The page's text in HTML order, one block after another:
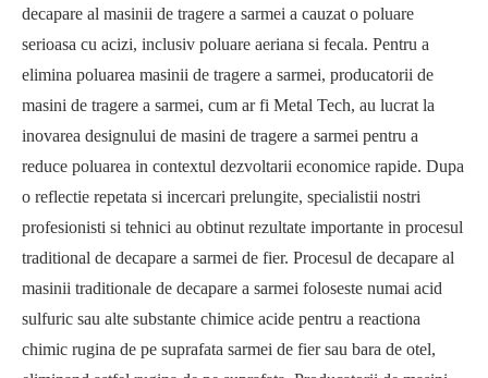
decapare al masinii de tragere a sarmei a cauzat o poluare
serioasa cu acizi, inclusiv poluare aeriana si fecala. Pentru a
elimina poluarea masinii de tragere a sarmei, producatorii de
masini de tragere a sarmei, cum ar fi Metal Tech, au lucrat la
inovarea designului de masini de tragere a sarmei pentru a
reduce poluarea in contextul dezvoltarii economice rapide. Dupa
o reflectie repetata si incercari prelungite, specialistii nostri
profesionisti si tehnici au obtinut rezultate importante in procesul
traditional de decapare a sarmei de fier. Procesul de decapare al
masinii traditionale de decapare a sarmei foloseste numai acid
sulfuric sau alte substante chimice acide pentru a reactiona
chimic rugina de pe suprafata sarmei de fier sau bara de otel,